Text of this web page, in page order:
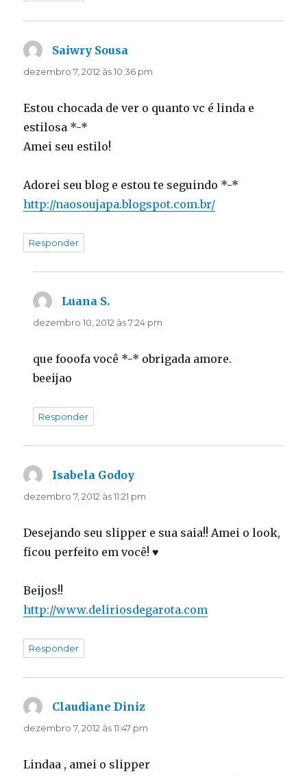
Saiwry Sousa
dezembro 7, 2012 às 10:36 pm
Estou chocada de ver o quanto vc é linda e
estilosa *-*
Amei seu estilo!
Adorei seu blog e estou te seguindo *-*
http://naosoujapa.blogspot.com.br/
Responder
Luana S.
dezembro 10, 2012 às 7:24 pm
que fooofa você *-* obrigada amore.
beeijao
Responder
Isabela Godoy
dezembro 7, 2012 às 11:21 pm
Desejando seu slipper e sua saia!! Amei o look,
ficou perfeito em você! ♥
Beijos!!
http://www.deliriosdegarota.com
Responder
Claudiane Diniz
dezembro 7, 2012 às 11:47 pm
Lindaa , amei o slipper